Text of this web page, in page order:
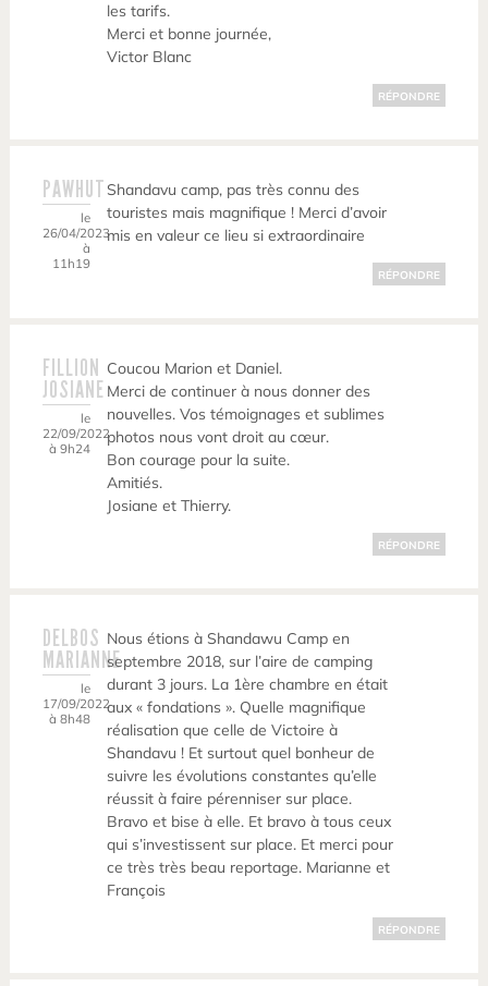
les tarifs.
Merci et bonne journée,
Victor Blanc
RÉPONDRE
PAWHUT
le
26/04/2023
à
11h19
Shandavu camp, pas très connu des
touristes mais magnifique ! Merci d’avoir
mis en valeur ce lieu si extraordinaire
RÉPONDRE
FILLION
JOSIANE
le
22/09/2022
à 9h24
Coucou Marion et Daniel.
Merci de continuer à nous donner des
nouvelles. Vos témoignages et sublimes
photos nous vont droit au cœur.
Bon courage pour la suite.
Amitiés.
Josiane et Thierry.
RÉPONDRE
DELBOS
MARIANNE
le
17/09/2022
à 8h48
Nous étions à Shandawu Camp en
septembre 2018, sur l’aire de camping
durant 3 jours. La 1ère chambre en était
aux « fondations ». Quelle magnifique
réalisation que celle de Victoire à
Shandavu ! Et surtout quel bonheur de
suivre les évolutions constantes qu’elle
réussit à faire pérenniser sur place.
Bravo et bise à elle. Et bravo à tous ceux
qui s’investissent sur place. Et merci pour
ce très très beau reportage. Marianne et
François
RÉPONDRE